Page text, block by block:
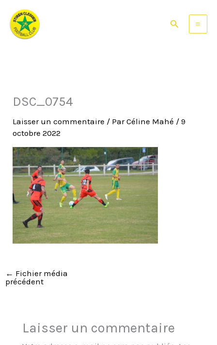
contenu
Rechercher
DSC_0754
Laisser un commentaire / ParCéline Mahé /9
octobre 2022
← Fichier média
précédent
Laisser un commentaire